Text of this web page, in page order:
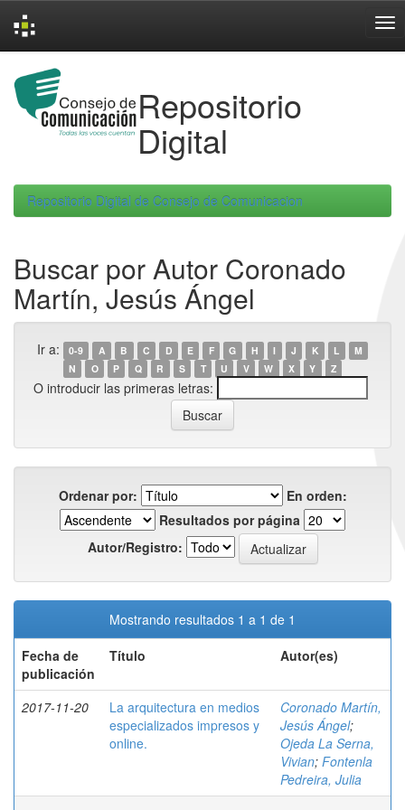
navigation
Repositorio
Digital
Repositorio Digital de Consejo de Comunicacion
Buscar por Autor Coronado
Martín, Jesús Ángel
Ir a: 0-9 A B C D E F G H I J K L
M
N
O P Q R S T U V W X Y Z
O introducir las primeras letras:
Ordenar por:
En orden:
Resultados por página
Autor/Registro:
Mostrando resultados 1 a 1 de 1
Fecha de
publicación
Título Autor(es)
2017-11-20
La arquitectura en medios
especializados impresos y
online.
Coronado Martín,
Jesús Ángel;
Ojeda La Serna,
Vivian; Fontenla
Pedreira, Julia